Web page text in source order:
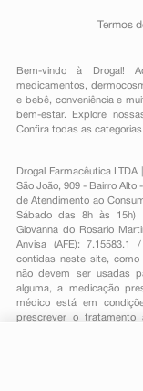
Termos
Bem-vindo à Drogal!
medicamentos ,
e bebê, conveniênciae
bem-estar. Explore
Confira todas as
Drogal Farmacêutica LTDA
São João, 909 - Bairro Alto
de Atendimento ao
Sábado das 8h às 15h)
Giovanna do Rosario
Anvisa (AFE): 7.15583.1
contidas neste site,
não devem ser usadas
alguma, a medicação
médico está em
prescrever o tratamento